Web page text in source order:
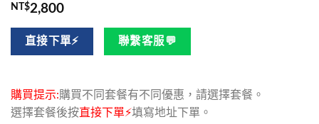
NT$2,800
直接下單⚡ 聯繫客服💬
購買提示:購買不同套餐有不同優惠，請選擇套餐。
選擇套餐後按直接下單⚡填寫地址下單。